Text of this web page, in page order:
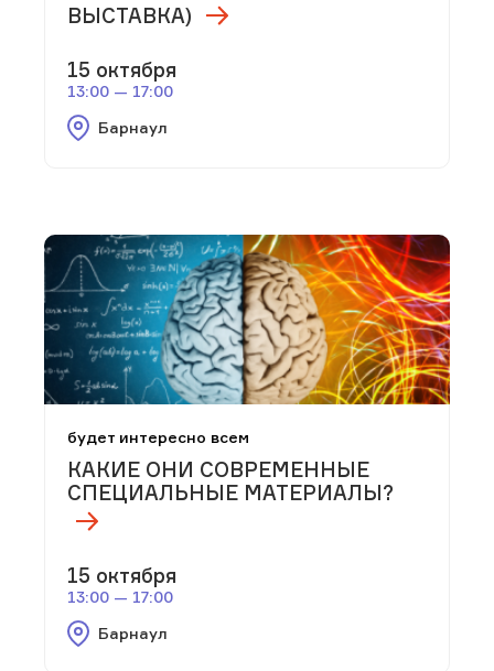
ВЫСТАВКА)
15 октября
13:00 — 17:00
Барнаул
будет интересно всем
КАКИЕ ОНИ СОВРЕМЕННЫЕ
СПЕЦИАЛЬНЫЕ МАТЕРИАЛЫ?
15 октября
13:00 — 17:00
Барнаул